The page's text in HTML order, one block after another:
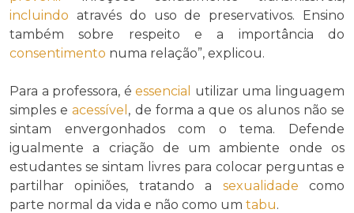
incluindo através do uso de preservativos. Ensino
também sobre respeito e a importância do
consentimento numa relação”, explicou.
Para a professora, éessencial
utilizar uma linguagem
simples eacessível , de forma a que os alunos não se
sintam envergonhados com o tema. Defende
igualmente a criação de um ambiente onde os
estudantes se sintam livres para colocar perguntas e
partilhar opiniões, tratando a sexualidade como
parte normal da vida e não como um tabu.